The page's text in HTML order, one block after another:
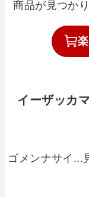
商品が見つか
イーザッカ
ゴメンナサイ...